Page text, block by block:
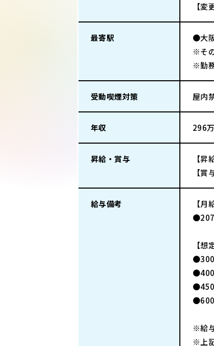
【
最寄駅
●大
※そ
※勤
受動喫煙対策 屋内
年収 296
昇給・賞与
【昇
【賞
給与備考
【月
【想
●300
●400
●450
●600
※給
※上